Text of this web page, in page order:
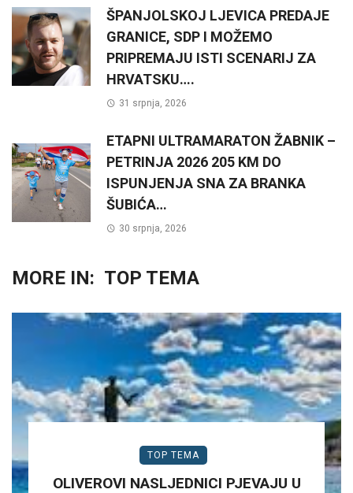
ŠPANJOLSKOJ LJEVICA PREDAJE
GRANICE, SDP I MOŽEMO
PRIPREMAJU ISTI SCENARIJ ZA
HRVATSKU….
31 srpnja, 2026
ETAPNI ULTRAMARATON ŽABNIK –
PETRINJA 2026 205 KM DO
ISPUNJENJA SNA ZA BRANKA
ŠUBIĆA…
30 srpnja, 2026
MORE IN: TOP TEMA
TOP TEMA
OLIVEROVI NASLJEDNICI PJEVAJU U